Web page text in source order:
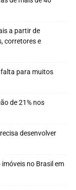
a partir de
corretores e
falta para muitos
de 21% nos
desenvolver
no Brasil em